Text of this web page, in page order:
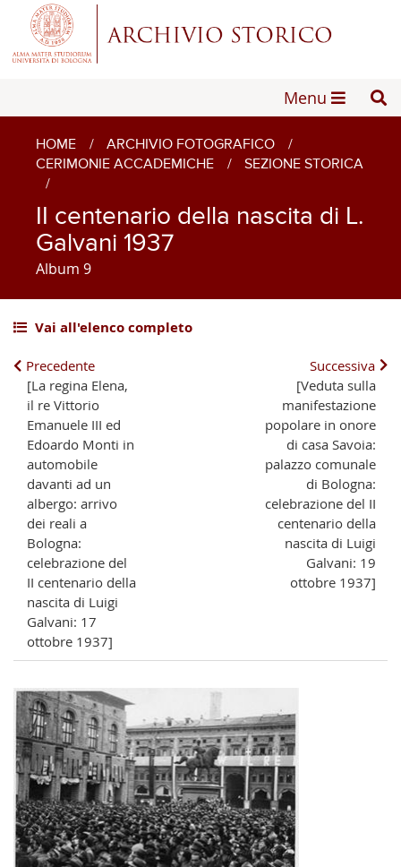
Menu
HOME / ARCHIVIO FOTOGRAFICO
/
CERIMONIE ACCADEMICHE
/
SEZIONE STORICA
/
II centenario della nascita di L.
Galvani 1937
Album 9
Vai all'elenco completo
Precedente
[La regina Elena,
il re Vittorio
Emanuele III ed
Edoardo Monti in
automobile
davanti ad un
albergo: arrivo
dei reali a
Bologna:
celebrazione del
II centenario della
nascita di Luigi
Galvani: 17
ottobre 1937]
Successiva
[Veduta sulla
manifestazione
popolare in onore
di casa Savoia:
palazzo comunale
di Bologna:
celebrazione del II
centenario della
nascita di Luigi
Galvani: 19
ottobre 1937]